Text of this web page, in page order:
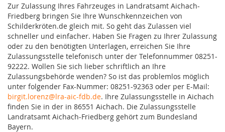
Zur Zulassung Ihres Fahrzeuges in Landratsamt Aichach-
Friedberg bringen Sie Ihre Wunschkennzeichen von
Schilderkröten.de gleich mit. So geht das Zulassen viel
schneller und einfacher. Haben Sie Fragen zu Ihrer Zulassung
oder zu den benötigten Unterlagen, erreichen Sie Ihre
Zulassungsstelle telefonisch unter der Telefonnummer 08251-
92222. Wollen Sie sich lieber schriftlich an Ihre
Zulassungsbehörde wenden? So ist das problemlos möglich
unter folgender Fax-Nummer: 08251-92363 oder per E-Mail:
birgit.lorenz@lra-aic-fdb.de. Ihre Zulassungsstelle in Aichach
finden Sie in der in 86551 Aichach. Die Zulassungsstelle
Landratsamt Aichach-Friedberg gehört zum Bundesland
Bayern.